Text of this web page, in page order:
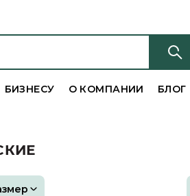
БИЗНЕСУ О КОМПАНИИ БЛОГ